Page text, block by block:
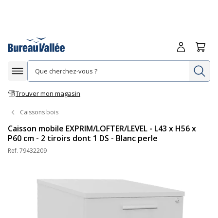
Afficher la navigation
Trouver mon magasin
Me
Caissons bois
Caisson mobile EXPRIM/LOFTER/LEVEL - L43 x H56 x
P60 cm - 2 tiroirs dont 1 DS - Blanc perle
Ref. 79432209